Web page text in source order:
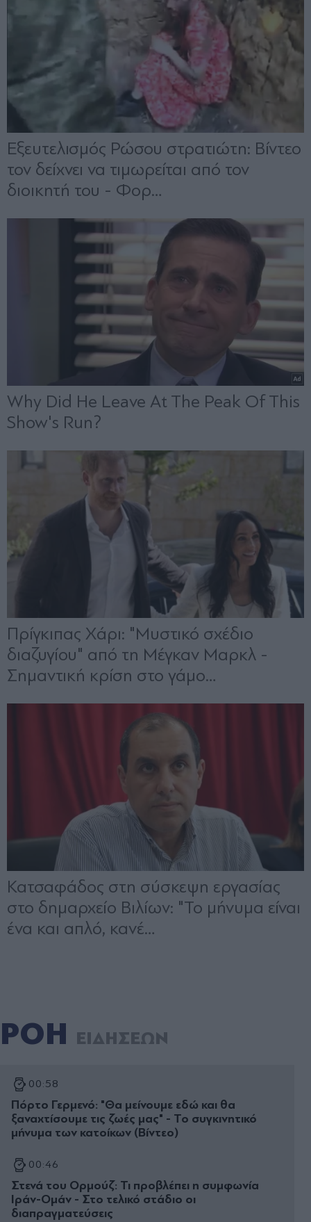
ΡΟΗ ΕΙΔΗΣΕΩΝ
00:58
Πόρτο Γερμενό: "Θα μείνουμε εδώ και θα
ξαναχτίσουμε τις ζωές μας" - Το συγκινητικό
μήνυμα των κατοίκων (Βίντεο)
00:46
Στενά του Ορμούζ: Τι προβλέπει η συμφωνία
Ιράν-Ομάν - Στο τελικό στάδιο οι
διαπραγματεύσεις